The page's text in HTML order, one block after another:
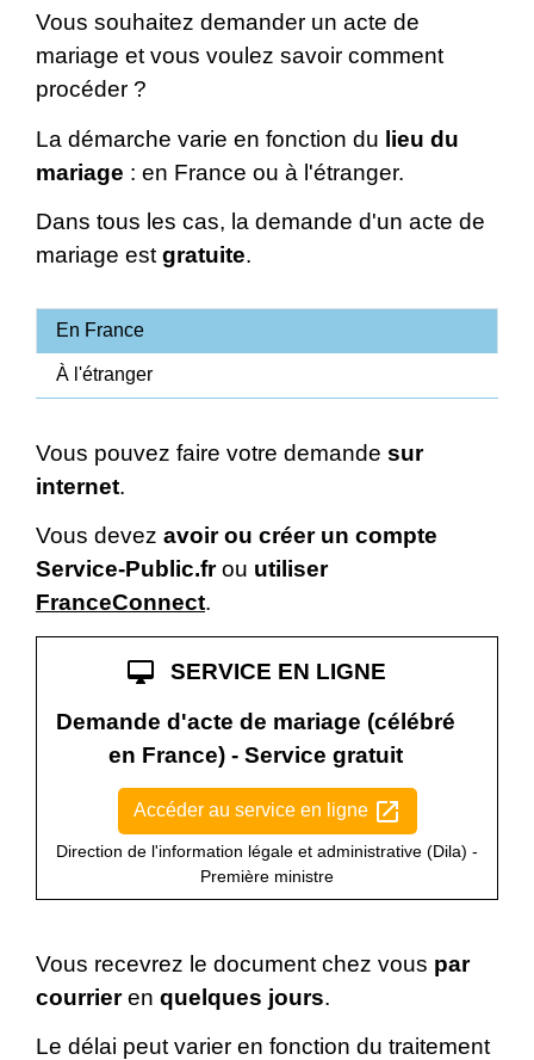
Vous souhaitez demander un acte de
mariage et vous voulez savoir comment
procéder ?
La démarche varie en fonction du lieu du
mariage : en France ou à l'étranger.
Dans tous les cas, la demande d'un acte de
mariage est gratuite.
En France
À l'étranger
Vous pouvez faire votre demande sur
internet.
Vous devez avoir ou créer un compte
Service-Public.frou utiliser
FranceConnect.
desktop_mac
SERVICE EN LIGNE
Demande d'acte de mariage (célébré
en France) - Service gratuit
Accéder au service en ligne open_in_new
Direction de l'information légale et administrative (Dila) -
Première ministre
Vous recevrez le document chez vous par
courrieren quelques jours.
Le délai peut varier en fonction du traitement